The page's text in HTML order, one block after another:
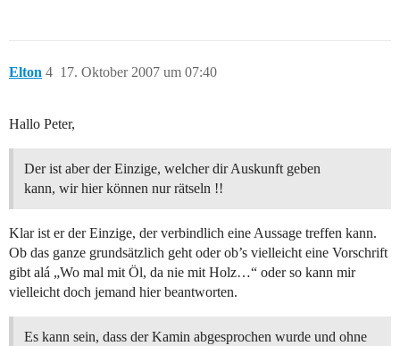
Elton 17. Oktober 2007 um 07:40
4
Hallo Peter,
Der ist aber der Einzige, welcher dir Auskunft geben
kann, wir hier können nur rätseln !!
Klar ist er der Einzige, der verbindlich eine Aussage treffen kann.
Ob das ganze grundsätzlich geht oder ob’s vielleicht eine Vorschrift
gibt alá „Wo mal mit Öl, da nie mit Holz…“ oder so kann mir
vielleicht doch jemand hier beantworten.
Es kann sein, dass der Kamin abgesprochen wurde und ohne